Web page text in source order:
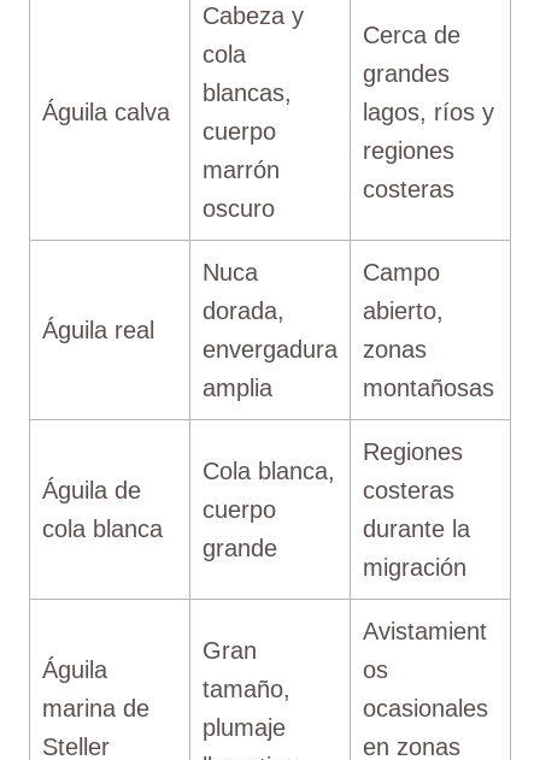
Águila calva
Cabeza y
cola
blancas,
cuerpo
marrón
oscuro
Cerca de
grandes
lagos, ríos y
regiones
costeras
Águila real
Nuca
dorada,
envergadura
amplia
Campo
abierto,
zonas
montañosas
Águila de
cola blanca
Cola blanca,
cuerpo
grande
Regiones
costeras
durante la
migración
Águila
marina de
Steller
Gran
tamaño,
plumaje
Avistamient
os
ocasionales
en zonas